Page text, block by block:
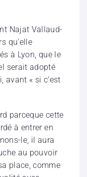
Najat Vallaud-
qu’elle
à Lyon, que le
serait adopté
avant « si c’est
parceque cette
à entrer en
le, il aura
au pouvoir
place, comme